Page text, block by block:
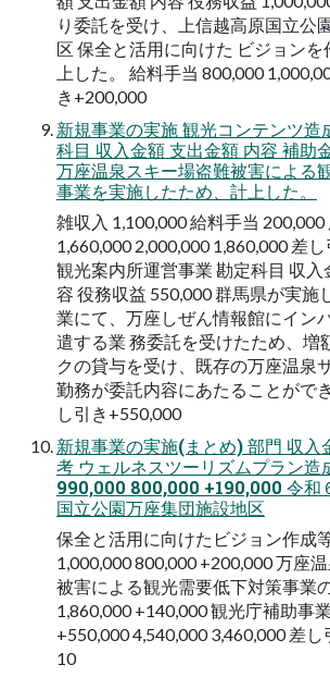
り委託を受け、上信越高原国立公
区 保全と活用に向けた ビジョン
上した。 給料手当 800,000
き+200,000
新規事業の実施 観光コンテンツ造
科目 収入金額 支出金額 内容 補助
万座温泉スキー場盗難被害による
事業を実施したため、計上した。
雑収入 1,100,000 給料手当
1,660,000 2,000,000 1,860,000 差
観光案内所運営事業 勘定科目 収入
容 役務収益 550,000 群馬県が実施
業にて、万座しぜん情報館にイン
遣する業 務委託を受けたため、増
クの貸与を受け、既存の万座温泉
勤務が委託内容にあたることがで
し引き+550,000
新規事業の実施(まとめ) 部門 収入
考 ウェルネスツーリズムプラン造
990,000 800,000 +190,000 令和
国立公園万座集団施設地区
保全と活用に向けたビジョン作成
1,000,000 800,000 +200,000 万座
被害による観光需要低下対策事業
1,860,000 +140,000 観光庁補助事
+550,000 4,540,000 3,460,000 差
10